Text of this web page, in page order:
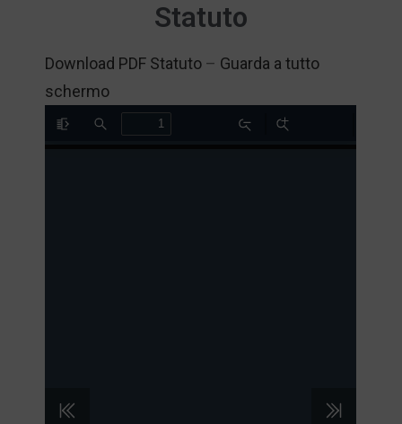
Statuto
Download PDF Statuto – Guarda a tutto
schermo